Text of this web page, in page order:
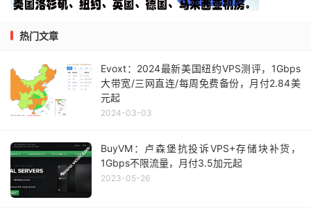
热门文章
Evoxt：2024最新美国纽约VPS测评，1Gbps
大带宽/三网直连/每周免费备份，月付2.84美
元起
2024-03-03
BuyVM：卢森堡抗投诉VPS+存储块补货，
1Gbps不限流量，月付3.5加元起
2023-05-26